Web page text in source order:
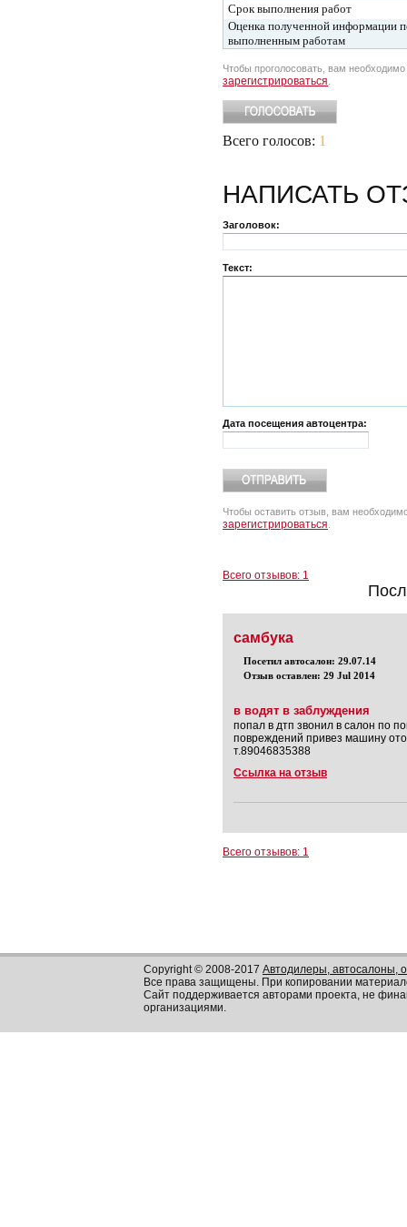
Срок выполнения работ
Оценка полученной информации
выполненным работам
Чтобы проголосовать, вам необходимо
зарегистрироваться
Всего голосов: 1
НАПИСАТЬ
Заголовок:
Текст:
Дата посещения автоцентра:
Чтобы оставить отзыв, вам
зарегистрироваться
Всего отзывов: 1
самбука
Посетил автосалон: 29.07.14
Отзыв оставлен: 29 Jul 2014
в водят в заблуждения
попал в дтп звонил в салон по
повреждений привез машину
т.89046835388
Ссылка на отзыв
Всего отзывов: 1
Copyright © 2008-2017 Автодилеры, автосалоны,
Все права защищены. При копировании
Сайт поддерживается авторами проекта, не
организациями.